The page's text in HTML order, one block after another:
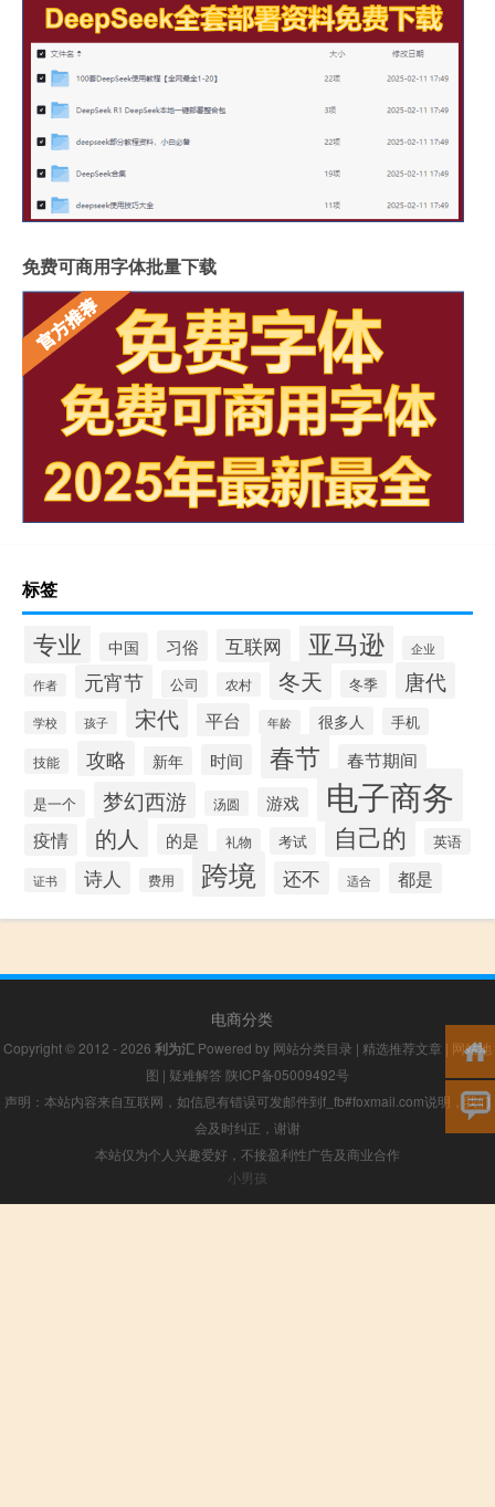
免费可商用字体批量下载
标签
专业 中国 习俗 互联网 亚马逊 企业
作者 元宵节 公司 农村 冬天 冬季 唐代
学校 孩子 宋代 平台 年龄 很多人 手机
技能 攻略 新年 时间 春节 春节期间
是一个 梦幻西游 汤圆 游戏 电子商务
疫情 的人 的是 礼物 考试 自己的 英语
证书 诗人 费用 跨境 还不 适合 都是
电商分类
Copyright © 2012 - 2026 利为汇 Powered by 网站分类目录 | 精选推荐文章 | 网站地
图 | 疑难解答 陕ICP备05009492号
声明：本站内容来自互联网，如信息有错误可发邮件到f_fb#foxmail.com说明，我们
会及时纠正，谢谢
本站仅为个人兴趣爱好，不接盈利性广告及商业合作
小男孩